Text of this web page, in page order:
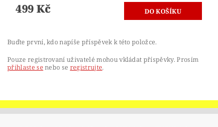
499 Kč
Buďte první, kdo napíše příspěvek k této položce.
Pouze registrovaní uživatelé mohou vkládat příspěvky. Prosím
přihlaste se nebo se registrujte.